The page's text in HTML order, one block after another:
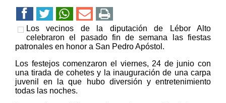
Los vecinos de la diputación de Lébor Alto
celebraron el pasado fin de semana las fiestas
patronales en honor a San Pedro Apóstol.
Los festejos comenzaron el viernes, 24 de junio con
una tirada de cohetes y la inauguración de una carpa
juvenil en la que hubo diversión y entretenimiento
todas las noches.